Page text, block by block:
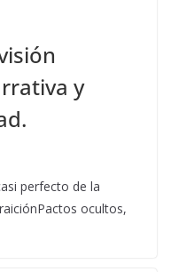
y
perfecto de la
ocultos,